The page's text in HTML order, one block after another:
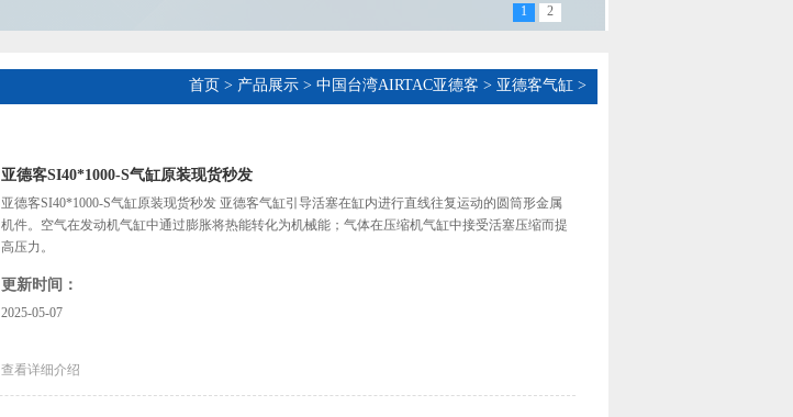
1 2
首页 > 产品展示> 中国台湾AIRTAC亚德客 > 亚德客气缸>
亚德客SI40*1000-S气缸原装现货秒发
亚德客SI40*1000-S气缸原装现货秒发 亚德客气缸引导活塞在缸内进行直线往复运动的圆筒形金属
机件。空气在发动机气缸中通过膨胀将热能转化为机械能；气体在压缩机气缸中接受活塞压缩而提
高压力。
更新时间：
2025-05-07
查看详细介绍